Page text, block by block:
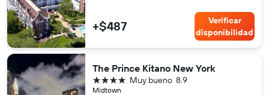
+$487
Verificar
disponibilidad
The Prince Kitano New York
Midtown
8.9
Muy bueno
4 estrellas